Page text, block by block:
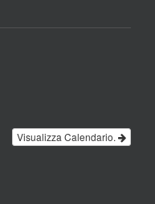
Visualizza Calendario.